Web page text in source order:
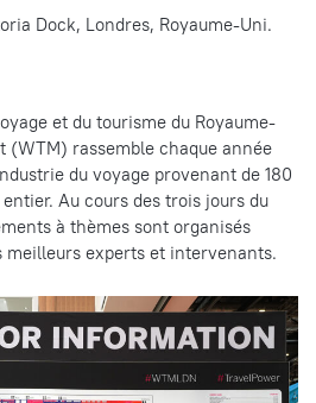
Dock, Londres, Royaume-Uni.
et du tourisme du Royaume-
(WTM) rassemble chaque année
du voyage provenant de 180
Au cours des trois jours du
à thèmes sont organisés
experts et intervenants.